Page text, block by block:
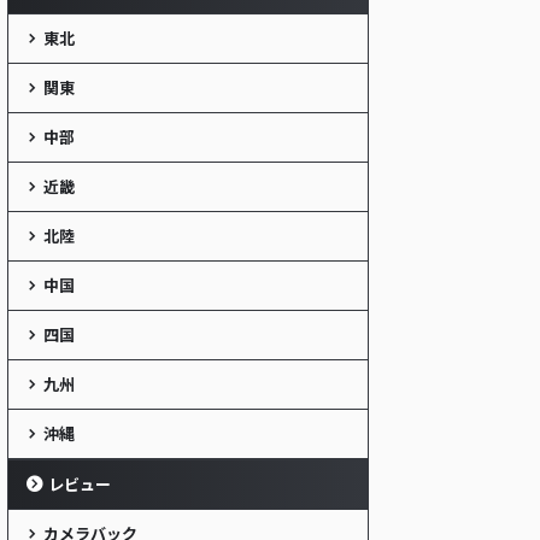
東北
関東
中部
近畿
北陸
中国
四国
九州
沖縄
レビュー
カメラバック